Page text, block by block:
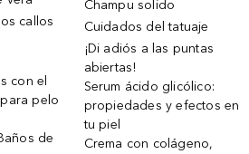
callos
con el
pelo
de
Champu solido
Cuidados del tatuaje
¡Di adiós a las puntas
abiertas!
Serum ácido glicólico:
propiedades y efectos en
tu piel
Crema con colágeno,